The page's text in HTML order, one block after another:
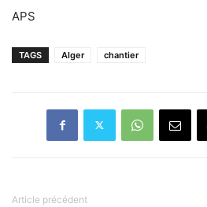
APS
TAGS Alger chantier
Article précédent